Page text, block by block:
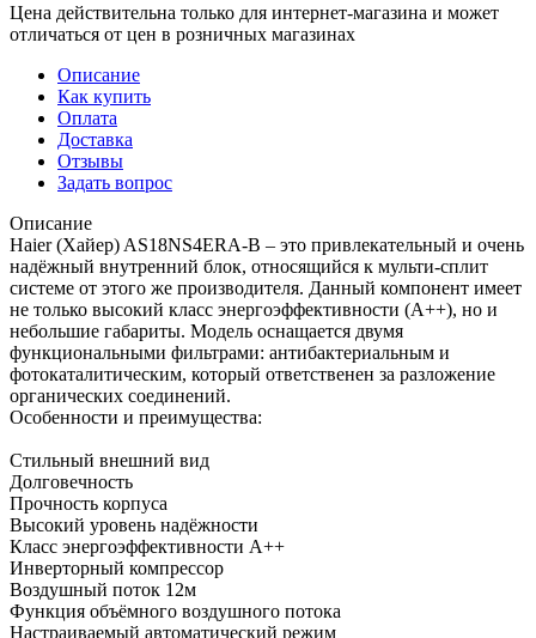
Цена действительна только для интернет-магазина и может
отличаться от цен в розничных магазинах
Описание
Как купить
Оплата
Доставка
Отзывы
Задать вопрос
Описание
Haier (Хайер) AS18NS4ERA-B – это привлекательный и очень
надёжный внутренний блок, относящийся к мульти-сплит
системе от этого же производителя. Данный компонент имеет
не только высокий класс энергоэффективности (А++), но и
небольшие габариты. Модель оснащается двумя
функциональными фильтрами: антибактериальным и
фотокаталитическим, который ответственен за разложение
органических соединений.
Особенности и преимущества:
Стильный внешний вид
Долговечность
Прочность корпуса
Высокий уровень надёжности
Класс энергоэффективности А++
Инверторный компрессор
Воздушный поток 12м
Функция объёмного воздушного потока
Настраиваемый автоматический режим